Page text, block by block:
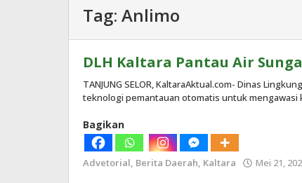
Tag: Anlimo
DLH Kaltara Pantau Air
TANJUNG SELOR, KaltaraAktual.com- Dinas
teknologi pemantauan otomatis untuk mengawasi
Bagikan
Advetorial, Berita Daerah, Kaltara Mei 21,